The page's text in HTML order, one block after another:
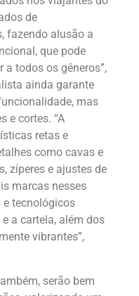
de
fazendo alusão a
que pode
a todos os gêneros”,
ainda garante
mas
e cortes. “A
retas e
como cavas e
zíperes e ajustes de
marcas nesses
e tecnológicos
a cartela, além dos
vibrantes”,
serão bem